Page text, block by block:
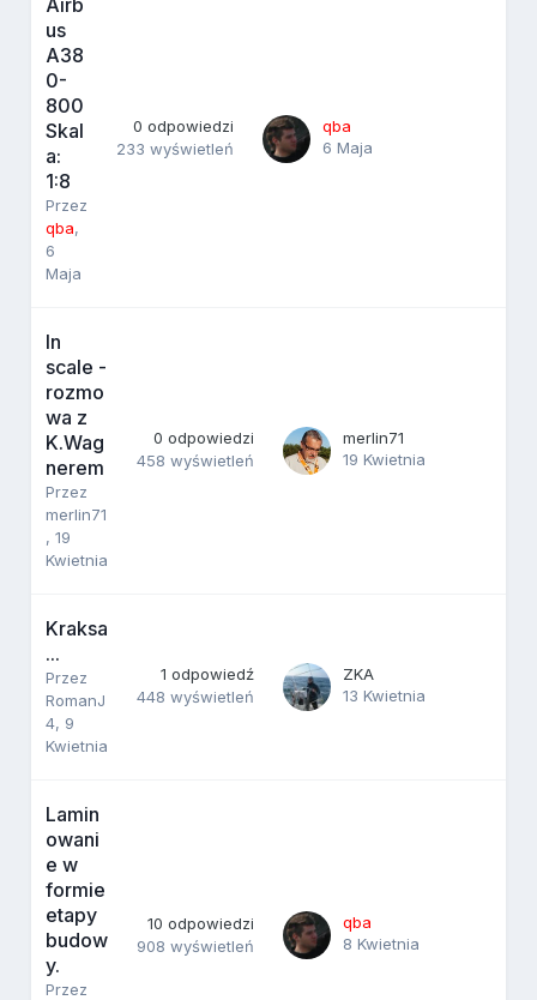
us
A38
0-
800
Skal
a:
1:8
Przez
qba,
6
Maja
0 odpowiedzi
233 wyświetleń
qba
6 Maja
In
scale -
rozmo
wa z
K.Wag
nerem
Przez
merlin71
,19
Kwietnia
0 odpowiedzi
458 wyświetleń
merlin71
19 Kwietnia
Kraksa
...
Przez
RomanJ
4, 9
Kwietnia
1 odpowiedź
448 wyświetleń
ZKA
13 Kwietnia
Lamin
owani
e w
formie
etapy
budow
y.
Przez
10 odpowiedzi
908 wyświetleń
qba
8 Kwietnia